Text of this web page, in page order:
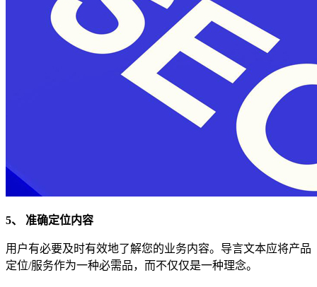
5、 准确定位内容
用户有必要及时有效地了解您的业务内容。导言文本应将产品
定位/服务作为一种必需品，而不仅仅是一种理念。